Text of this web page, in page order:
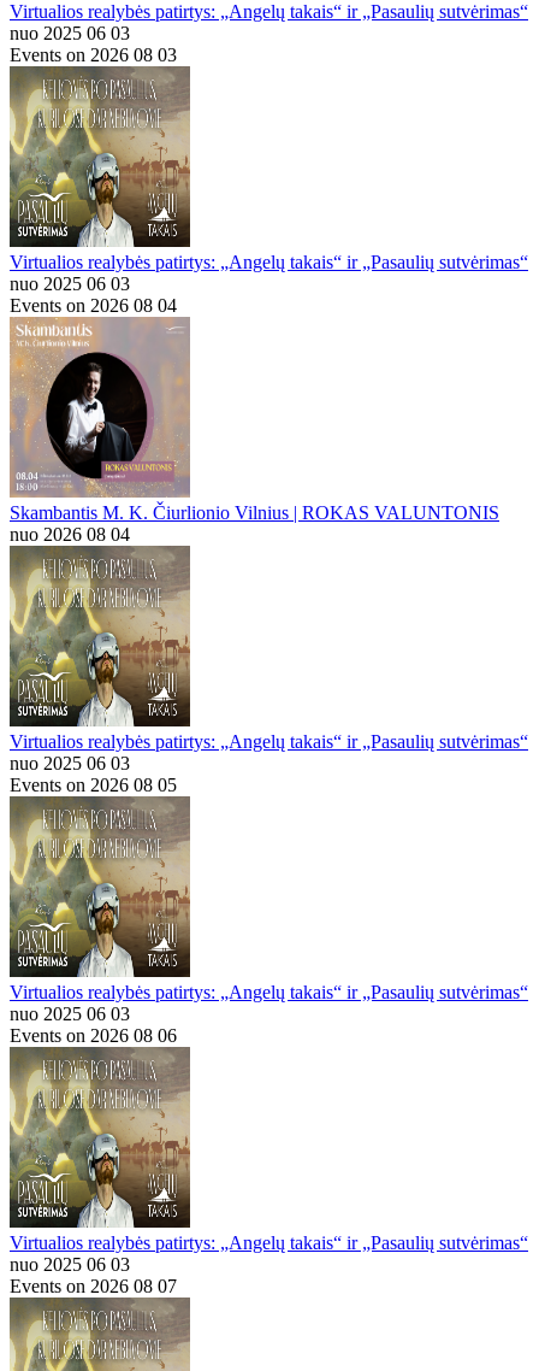
Virtualios realybės patirtys: „Angelų takais“ ir „Pasaulių sutvėrimas“
nuo 2025 06 03
Events on 2026 08 03
Virtualios realybės patirtys: „Angelų takais“ ir „Pasaulių sutvėrimas“
nuo 2025 06 03
Events on 2026 08 04
Skambantis M. K. Čiurlionio Vilnius | ROKAS VALUNTONIS
nuo 2026 08 04
Virtualios realybės patirtys: „Angelų takais“ ir „Pasaulių sutvėrimas“
nuo 2025 06 03
Events on 2026 08 05
Virtualios realybės patirtys: „Angelų takais“ ir „Pasaulių sutvėrimas“
nuo 2025 06 03
Events on 2026 08 06
Virtualios realybės patirtys: „Angelų takais“ ir „Pasaulių sutvėrimas“
nuo 2025 06 03
Events on 2026 08 07